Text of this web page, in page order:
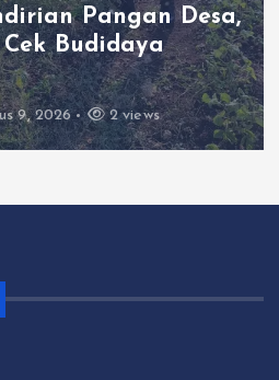
Pencurian
di Kawasan
8, 2026 2 views